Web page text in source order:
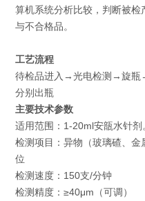
算机系统分析比较，判断被
与不合格品。
工艺流程
待检品进入→光电检测→旋
分别出瓶
主要技术参数
适用范围：1-20ml安瓿水针剂
检测项目：异物（玻璃碴、
位
检测速度：150支/分钟
检测精度：≥40μm（可调）